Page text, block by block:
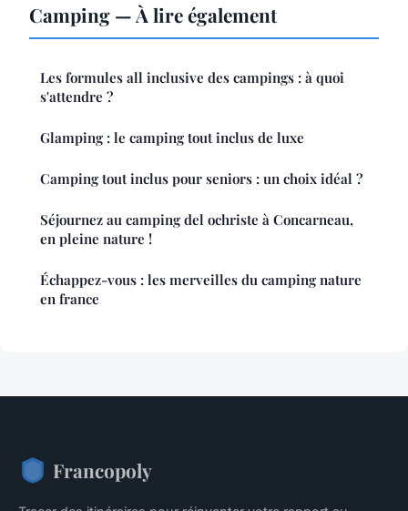
Camping — À lire également
Les formules all inclusive des campings : à quoi
s'attendre ?
Glamping : le camping tout inclus de luxe
Camping tout inclus pour seniors : un choix idéal ?
Séjournez au camping del ochriste à Concarneau,
en pleine nature !
Échappez-vous : les merveilles du camping nature
en france
Francopoly